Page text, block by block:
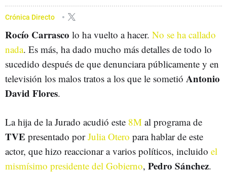
ANTONIO DAVID FLORES
Crónica Directo
Rocío Carrasco lo ha vuelto a hacer. No se ha callado
nada. Es más, ha dado mucho más detalles de todo lo
sucedido después de que denunciara públicamente y en
televisión los malos tratos a los que le sometió Antonio
David Flores.
La hija de la Jurado acudió este 8M al programa de
TVE presentado porJulia Otero para hablar de este
actor, que hizo reaccionar a varios políticos, incluido el
mismísimo presidente del Gobierno, Pedro Sánchez.